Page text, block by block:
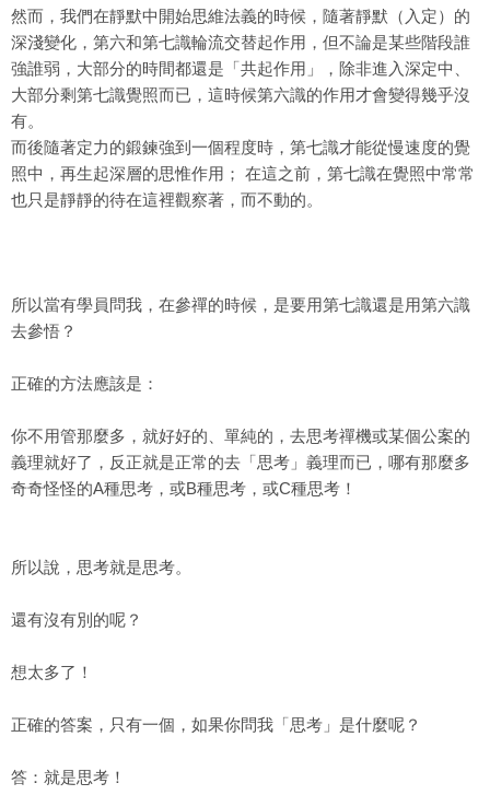
然而，我們在靜默中開始思維法義的時候，隨著靜默（入定）的
深淺變化，第六和第七識輪流交替起作用，但不論是某些階段誰
強誰弱，大部分的時間都還是「共起作用」，除非進入深定中、
大部分剩第七識覺照而已，這時候第六識的作用才會變得幾乎沒
有。
而後隨著定力的鍛鍊強到一個程度時，第七識才能從慢速度的覺
照中，再生起深層的思惟作用； 在這之前，第七識在覺照中常常
也只是靜靜的待在這裡觀察著，而不動的。
所以當有學員問我，在參禪的時候，是要用第七識還是用第六識
去參悟？
正確的方法應該是：
你不用管那麼多，就好好的、單純的，去思考禪機或某個公案的
義理就好了，反正就是正常的去「思考」義理而已，哪有那麼多
奇奇怪怪的A種思考，或B種思考，或C種思考！
所以說，思考就是思考。
還有沒有別的呢？
想太多了！
正確的答案，只有一個，如果你問我「思考」是什麼呢？
答：就是思考！